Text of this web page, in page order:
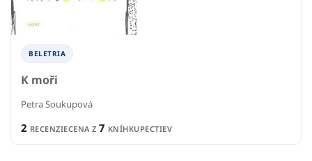
BELETRIA
K moři
Petra Soukupová
2 RECENZIECENA Z 7 KNÍHKUPECTIEV